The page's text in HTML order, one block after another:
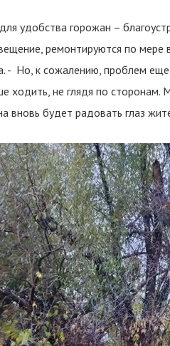
удобства горожан –
ремонтируются по
- Но, к сожалению, проблем
ходить, не глядя по
вновь будет радовать глаз